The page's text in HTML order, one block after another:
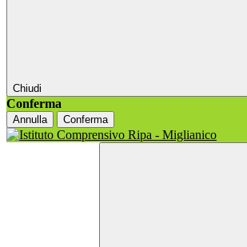
Chiudi
Conferma
Annulla Conferma